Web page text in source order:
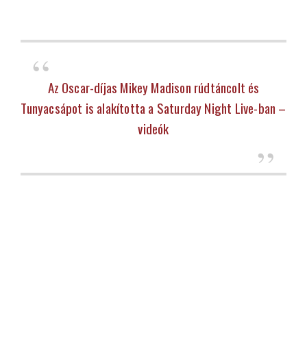
Az Oscar-díjas Mikey Madison rúdtáncolt és
Tunyacsápot is alakította a Saturday Night Live-ban –
videók